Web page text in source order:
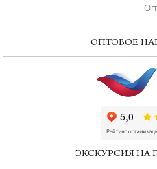
ОПТОВОЕ
ЭКСКУРСИЯ НА